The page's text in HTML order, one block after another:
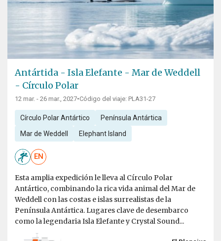
Antártida - Isla Elefante - Mar de Weddell
- Círculo Polar
12 mar. - 26 mar., 2027•Código del viaje: PLA31-27
Círculo Polar Antártico Península Antártica
Mar de Weddell Elephant Island
EN
Esta amplia expedición le lleva al Círculo Polar
Antártico, combinando la rica vida animal del Mar de
Weddell con las costas e islas surrealistas de la
Península Antártica. Lugares clave de desembarco
como la legendaria Isla Elefante y Crystal Sound...